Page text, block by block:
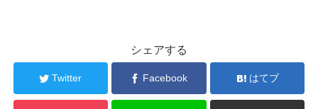
シェアする
Twitter Facebook はてブ